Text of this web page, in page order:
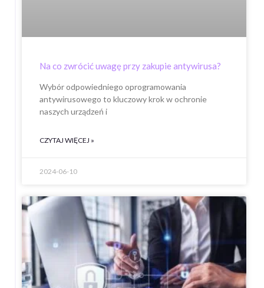
Na co zwrócić uwagę przy zakupie antywirusa?
Wybór odpowiedniego oprogramowania
antywirusowego to kluczowy krok w ochronie
naszych urządzeń i
CZYTAJ WIĘCEJ »
2024-06-10